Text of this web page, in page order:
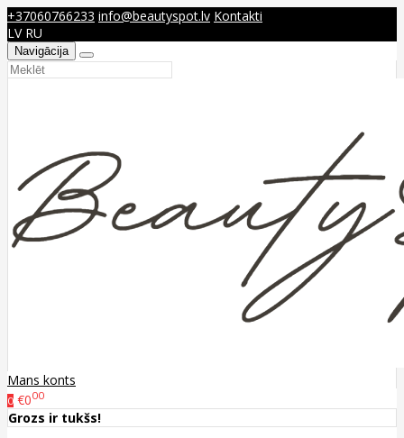
+37060766233 info@beautyspot.lv Kontakti
LV RU
Navigācija
Mans konts
0 €000
Grozs ir tukšs!